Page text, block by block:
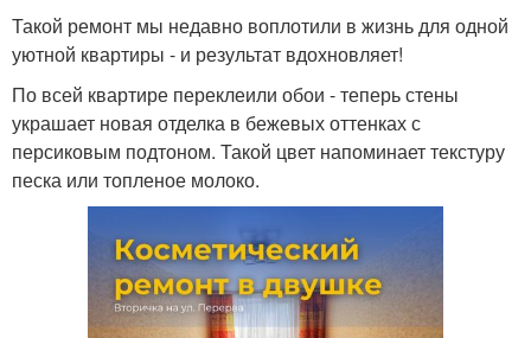
Такой ремонт мы недавно воплотили в жизнь для одной
уютной квартиры - и результат вдохновляет!
По всей квартире переклеили обои - теперь стены
украшает новая отделка в бежевых оттенках с
персиковым подтоном. Такой цвет напоминает текстуру
песка или топленое молоко.